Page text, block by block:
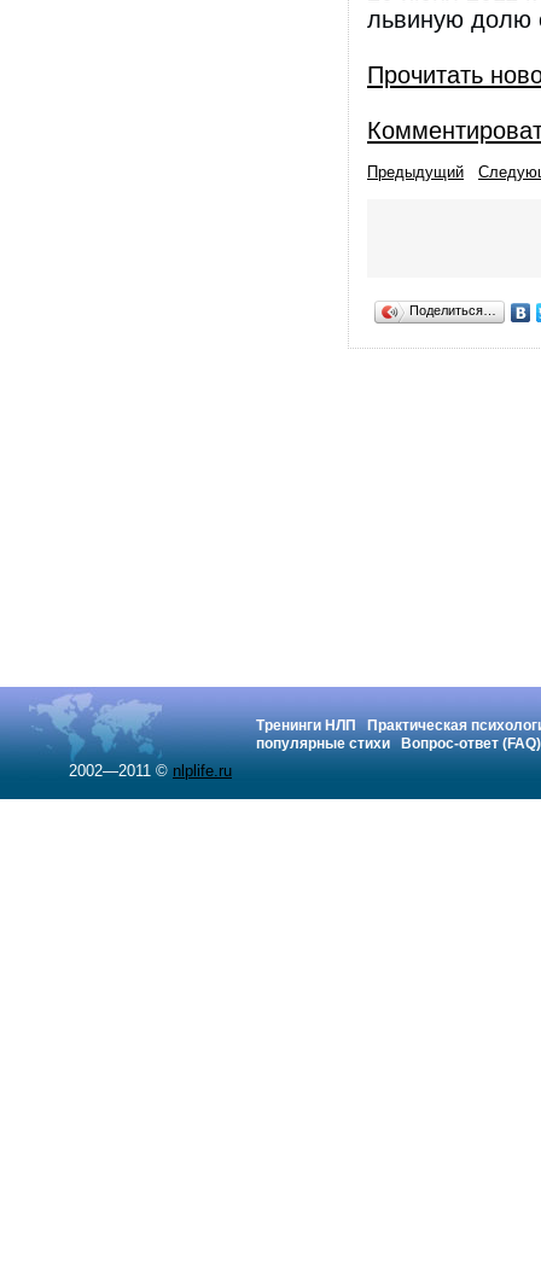
львиную долю
Прочитать
Предыдущий
Поделиться…
Тренинги НЛП
Практическая
популярные стихи
Вопрос-ответ (FAQ)
2002—2011 © nlplife.ru